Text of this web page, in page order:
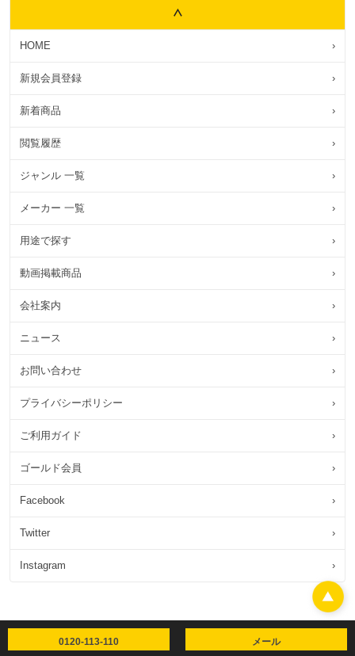
HOME ›
新規会員登録 ›
新着商品 ›
閲覧履歴 ›
ジャンル 一覧 ›
メーカー 一覧 ›
用途で探す ›
動画掲載商品 ›
会社案内 ›
ニュース ›
お問い合わせ ›
プライバシーポリシー ›
ご利用ガイド ›
ゴールド会員 ›
Facebook ›
Twitter ›
Instagram ›
0120-113-110 メール